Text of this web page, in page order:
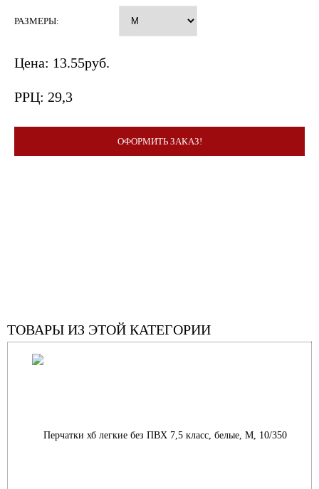
РАЗМЕРЫ:
Цена: 13.55руб.
РРЦ: 29,3
ОФОРМИТЬ ЗАКАЗ!
ТОВАРЫ ИЗ ЭТОЙ КАТЕГОРИИ